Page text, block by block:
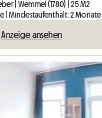
| Wemmel (1780) | 25 M2
| Mindestaufenthalt: 2 Monate
Anzeige ansehen